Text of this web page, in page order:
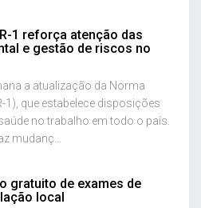
1 reforça atenção das
e gestão de riscos no
a atualização da Norma
1), que estabelece disposições
no trabalho em todo o país.
mudanç...
gratuito de exames de
local